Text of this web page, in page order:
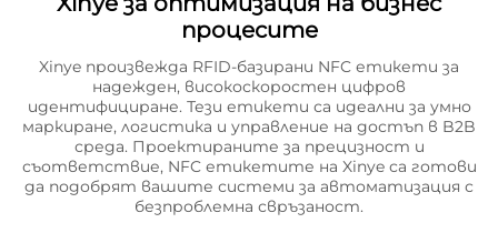
процесите
Xinye произвежда RFID-базирани NFC етикети за
надежден, високоскоростен цифров
идентифициране. Тези етикети са идеални за умно
маркиране, логистика и управление на достъп в B2B
среда. Проектираните за прецизност и
съответствие, NFC етикетите на Xinye са готови
да подобрят вашите системи за автоматизация с
безпроблемна свръзаност.